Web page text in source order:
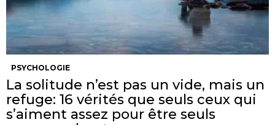
PSYCHOLOGIE
La solitude n’est pas un vide, mais un
refuge: 16 vérités que seuls ceux qui
s’aiment assez pour être seuls